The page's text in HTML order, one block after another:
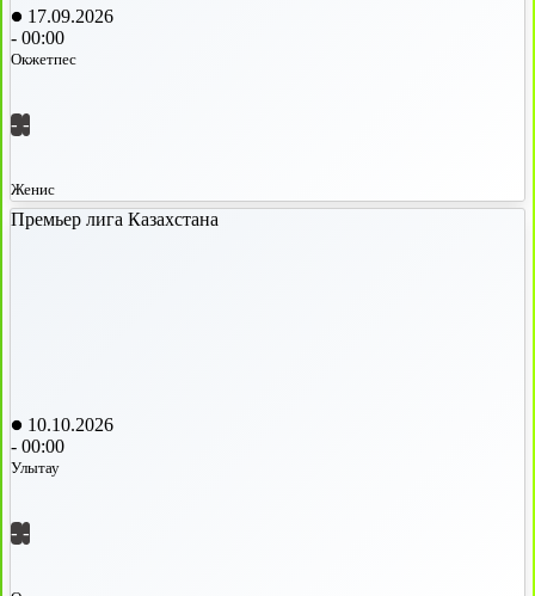
17.09.2026
- 00:00
Окжетпес
- -
Женис
Премьер лига Казахстана
10.10.2026
- 00:00
Улытау
- -